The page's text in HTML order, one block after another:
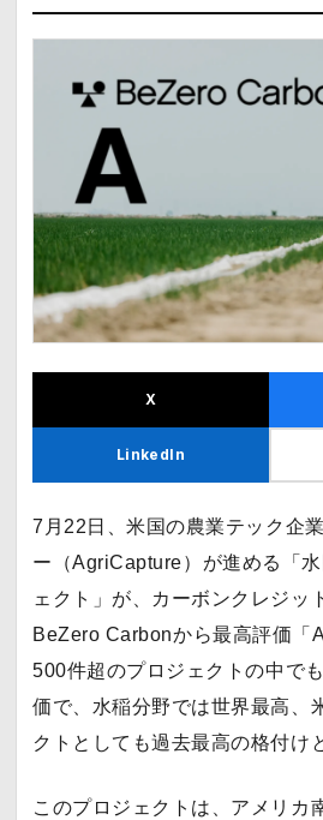
X
LinkedIn
7月22日、米国の農業テック企
ー（AgriCapture）が進める「
ェクト」が、カーボンクレジッ
BeZero Carbonから最高評価「
500件超のプロジェクトの中で
価で、水稲分野では世界最高、
クトとしても過去最高の格付け
このプロジェクトは、アメリカ